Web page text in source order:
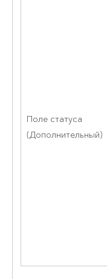
Поле статуса
(Дополнительный)